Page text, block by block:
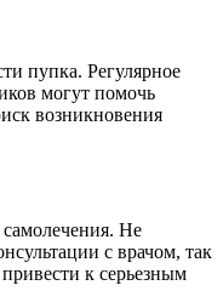
пупка. Регулярное
могут помочь
возникновения
Не
с врачом, так
к серьезным